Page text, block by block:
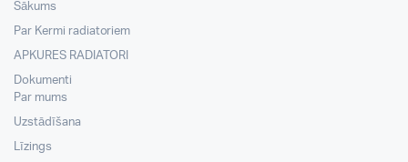
Sākums
Par Kermi radiatoriem
APKURES RADIATORI
Dokumenti
Par mums
Uzstādīšana
Līzings